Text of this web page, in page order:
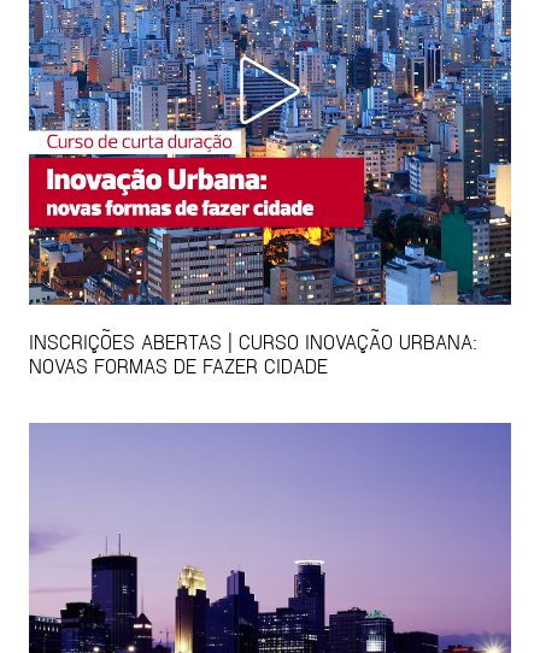
INSCRIÇÕES ABERTAS | CURSO INOVAÇÃO URBANA:
NOVAS FORMAS DE FAZER CIDADE